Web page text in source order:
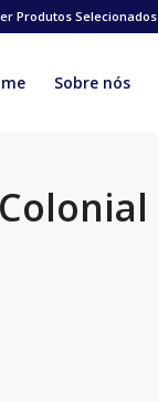
Produtos Selecionados
Sobre nós